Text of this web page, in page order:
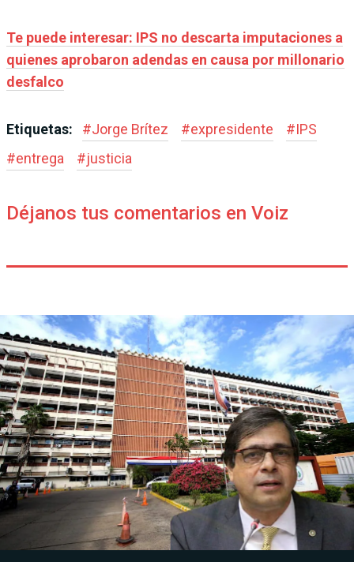
Te puede interesar: IPS no descarta imputaciones a
quienes aprobaron adendas en causa por millonario
desfalco
Etiquetas: #Jorge Brítez #expresidente #IPS
#entrega #justicia
Déjanos tus comentarios en Voiz